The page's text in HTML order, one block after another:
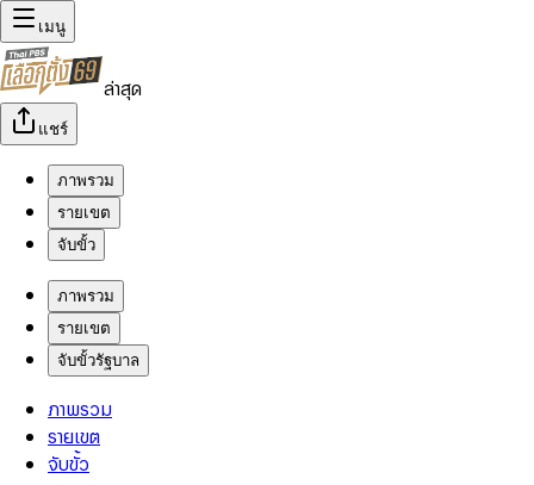
เมนู
ล่าสุด
แชร์
ภาพรวม
รายเขต
จับขั้ว
ภาพรวม
รายเขต
จับขั้วรัฐบาล
ภาพรวม
รายเขต
จับขั้ว